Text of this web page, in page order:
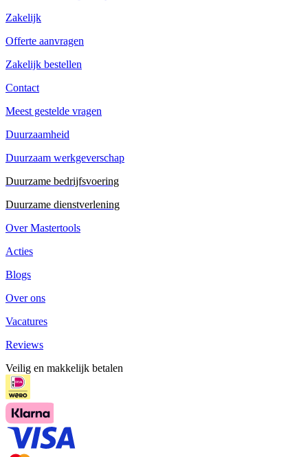
Zakelijk
Offerte aanvragen
Zakelijk bestellen
Contact
Meest gestelde vragen
Duurzaamheid
Duurzaam werkgeverschap
Duurzame bedrijfsvoering
Duurzame dienstverlening
Over Mastertools
Acties
Blogs
Over ons
Vacatures
Reviews
Veilig en makkelijk betalen